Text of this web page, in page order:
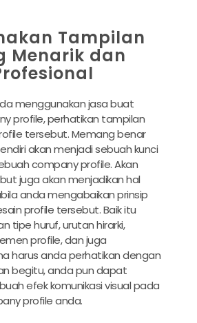
Tampilan
Menarik dan
menggunakanjasa buat
profile, perhatikan tampilan
tersebut. Memang benar
akan menjadi sebuah kunci
company profile. Akan
juga akan menjadikan hal
anda mengabaikan prinsip
profile tersebut. Baik itu
tipe huruf, urutan hirarki,
profile, dan juga
harus anda perhatikan dengan
begitu, anda pun dapat
efek komunikasi visual pada
profile anda.